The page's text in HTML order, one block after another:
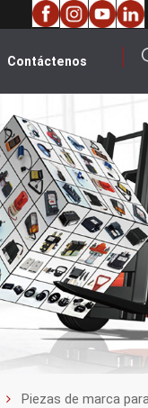
Contáctenos
Piezas de marca